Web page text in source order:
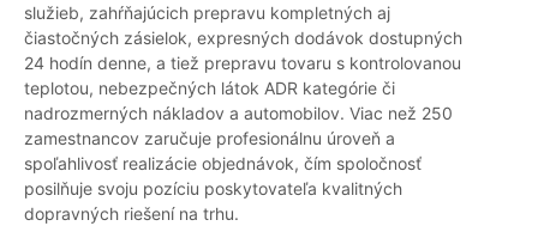
služieb, zahŕňajúcich prepravu kompletných aj
čiastočných zásielok, expresných dodávok dostupných
24 hodín denne, a tiež prepravu tovaru s kontrolovanou
teplotou, nebezpečných látok ADR kategórie či
nadrozmerných nákladov a automobilov. Viac než 250
zamestnancov zaručuje profesionálnu úroveň a
spoľahlivosť realizácie objednávok, čím spoločnosť
posilňuje svoju pozíciu poskytovateľa kvalitných
dopravných riešení na trhu.